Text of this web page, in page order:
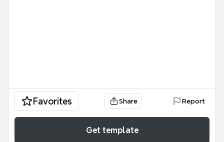
Favorites Share Report
Get template